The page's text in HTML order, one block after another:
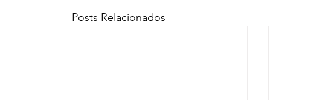
Posts Relacionados